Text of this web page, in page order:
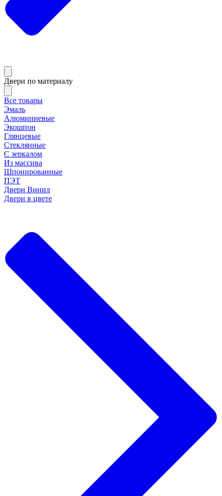
Двери по материалу
Все товары
Эмаль
Алюминиевые
Экошпон
Глянцевые
Стеклянные
С зеркалом
Из массива
Шпонированные
ПЭТ
Двери Винил
Двери в цвете